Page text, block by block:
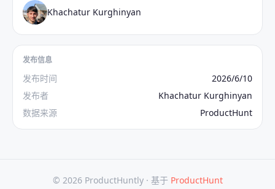
Khachatur Kurghinyan
发布信息
发布时间
2026/6/10
发布者
Khachatur Kurghinyan
数据来源
ProductHunt
© 2026 ProductHuntly · 基于 ProductHunt